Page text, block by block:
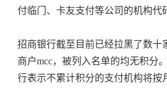
付临门、卡友支付等公司的机构代
招商银行截至目前已经拉黑了数十
商户mcc，被列入名单的均无积分
行表示不累计积分的支付机构将按